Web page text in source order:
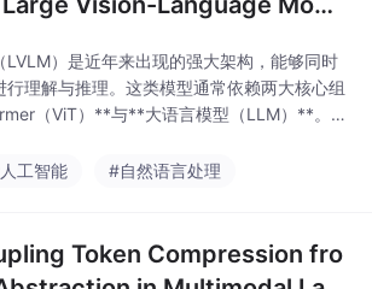
LVLM）是近年来出现的强大架构，能够同时
行理解与推理。这类模型通常依赖两大核心组
（ViT）**与**大语言模型（LLM）**。Vi
对这些令牌进行解析，以完成高级推理、生
工智能 #自然语言处理
Token Compression fro